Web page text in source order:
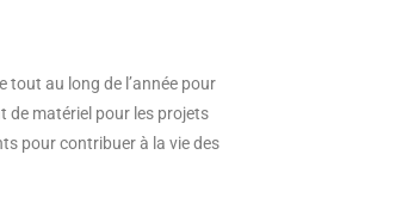
tout au long de l’année pour
de matériel pour les projets
pour contribuer à la vie des